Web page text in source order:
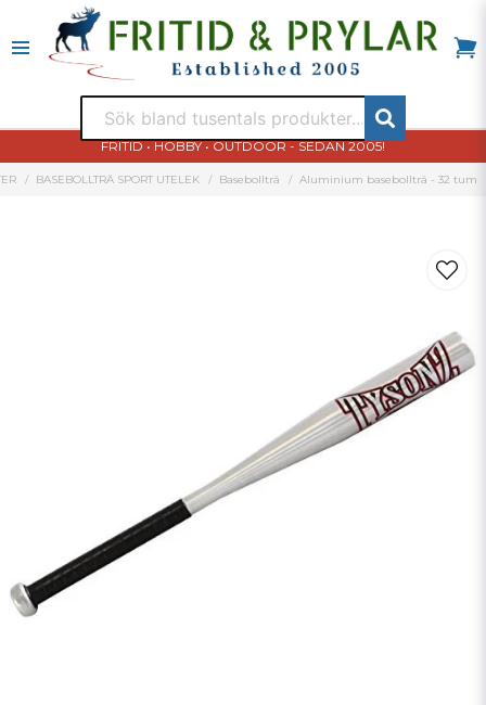
FRITID • HOBBY • OUTDOOR - SEDAN 2005!
BASEBOLLTRÄ SPORT UTELEK Basebollträ Aluminium basebollträ - 32 tum